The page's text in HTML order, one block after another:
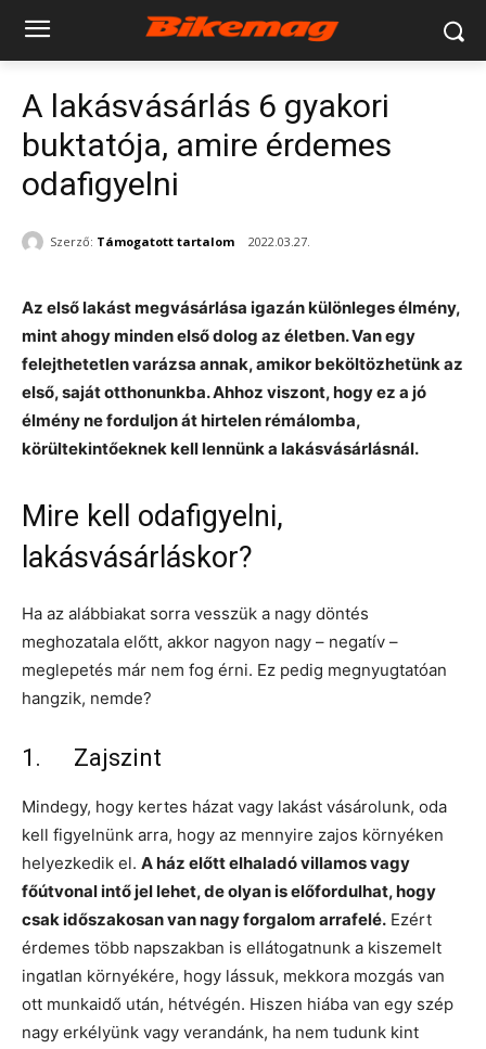
A lakásvásárlás 6 gyakori
buktatója, amire érdemes
odafigyelni
Szerző: Támogatott tartalom 2022.03.27.
Az első lakást megvásárlása igazán különleges élmény,
mint ahogy minden első dolog az életben. Van egy
felejthetetlen varázsa annak, amikor beköltözhetünk az
első, saját otthonunkba. Ahhoz viszont, hogy ez a jó
élmény ne forduljon át hirtelen rémálomba,
körültekintőeknek kell lennünk a lakásvásárlásnál.
Mire kell odafigyelni,
lakásvásárláskor?
Ha az alábbiakat sorra vesszük a nagy döntés
meghozatala előtt, akkor nagyon nagy – negatív –
meglepetés már nem fog érni. Ez pedig megnyugtatóan
hangzik, nemde?
1. Zajszint
Mindegy, hogy kertes házat vagy lakást vásárolunk, oda
kell figyelnünk arra, hogy az mennyire zajos környéken
helyezkedik el. A ház előtt elhaladó villamos vagy
főútvonal intő jel lehet, de olyan is előfordulhat, hogy
csak időszakosan van nagy forgalom arrafelé. Ezért
érdemes több napszakban is ellátogatnunk a kiszemelt
ingatlan környékére, hogy lássuk, mekkora mozgás van
ott munkaidő után, hétvégén. Hiszen hiába van egy szép
nagy erkélyünk vagy verandánk, ha nem tudunk kint